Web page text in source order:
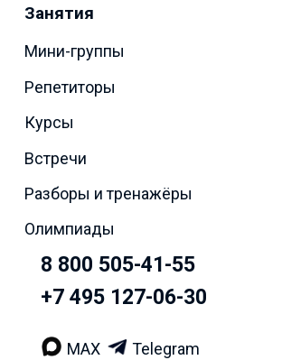
Занятия
Мини-группы
Репетиторы
Курсы
Встречи
Разборы и тренажёры
Олимпиады
8 800 505-41-55
+7 495 127-06-30
MAX Telegram